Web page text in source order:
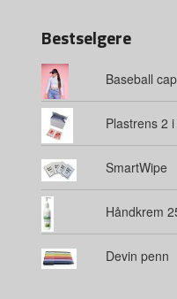
Bestselgere
Baseball
Plastrens 2 i
SmartWipe
Håndkrem
Devin penn